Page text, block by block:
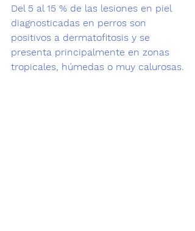
Del 5 al 15 % de las lesiones en piel
diagnosticadas en perros son
positivos a dermatofitosis y se
presenta principalmente en zonas
tropicales, húmedas o muy calurosas.